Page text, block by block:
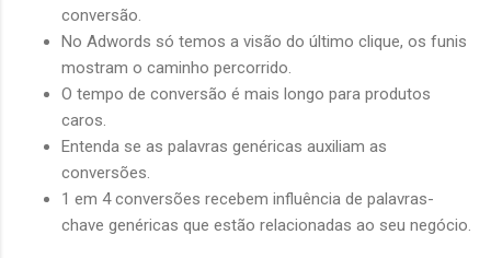
conversão.
No Adwords só temos a visão do último clique, os funis
mostram o caminho percorrido.
O tempo de conversão é mais longo para produtos
caros.
Entenda se as palavras genéricas auxiliam as
conversões.
1 em 4 conversões recebem influência de palavras-
chave genéricas que estão relacionadas ao seu negócio.